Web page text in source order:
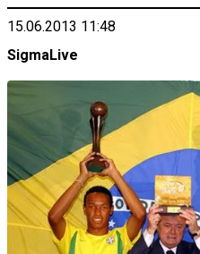
15.06.2013 11:48
SigmaLive